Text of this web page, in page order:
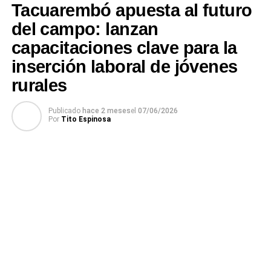
Tacuarembó apuesta al futuro
del campo: lanzan
capacitaciones clave para la
inserción laboral de jóvenes
rurales
Publicado hace 2 mesesel 07/06/2026
Por Tito Espinosa